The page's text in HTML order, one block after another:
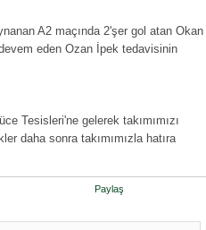
A2 maçında 2'şer gol atan Okan
devem eden Ozan İpek tedavisinin
Tesisleri'ne gelerek takımımızı
daha sonra takımımızla hatıra
Paylaş